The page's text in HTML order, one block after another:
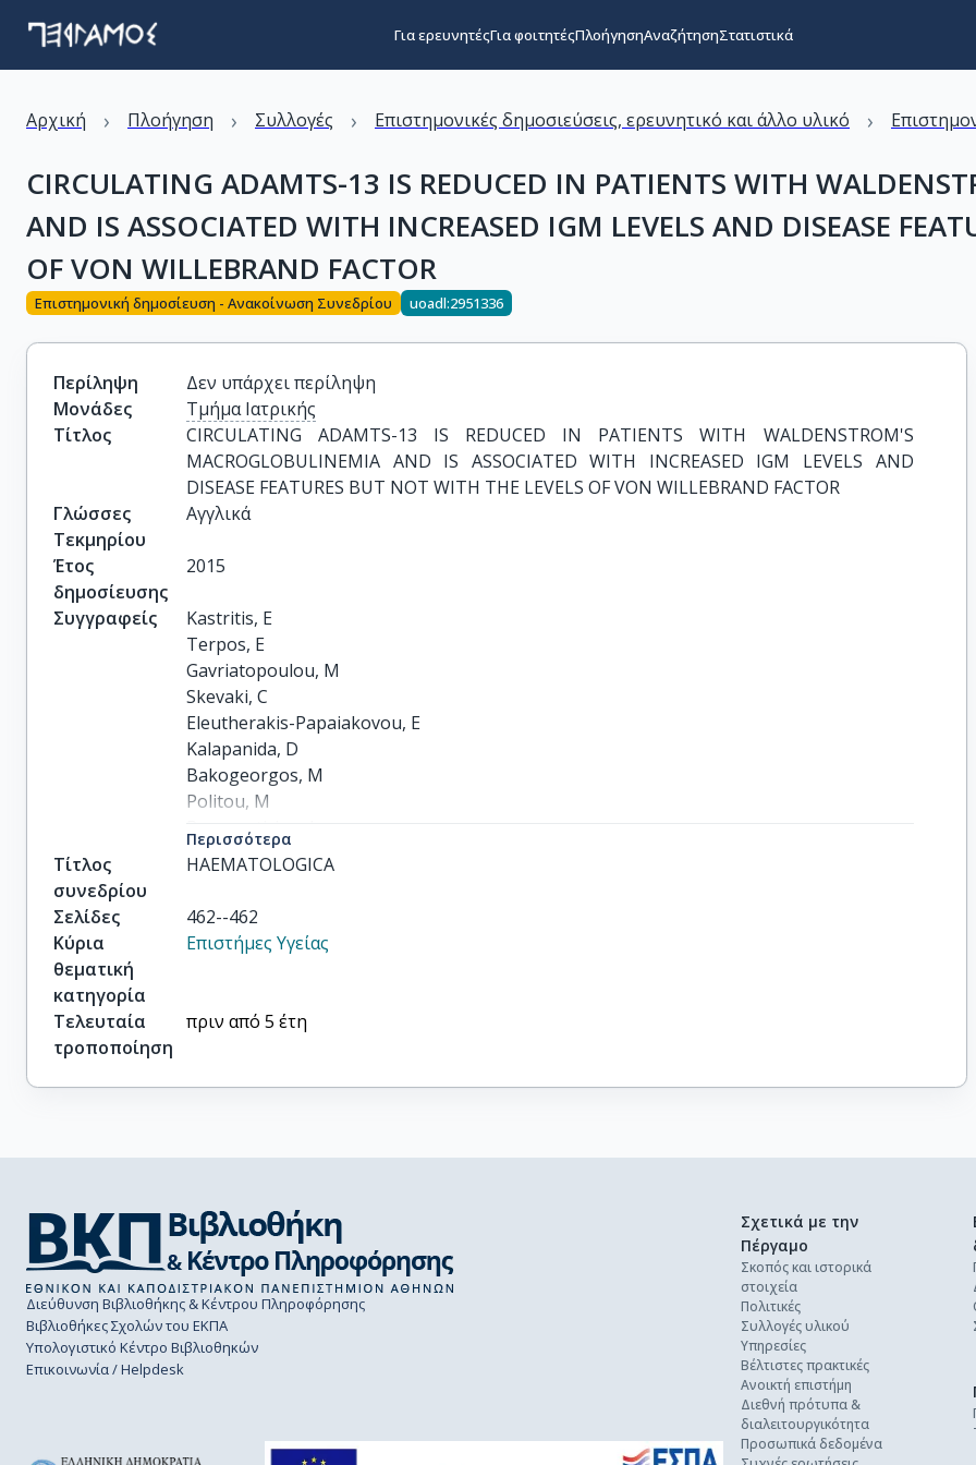
Για ερευνητέςΓια φοιτητέςΠλοήγησηΑναζήτησηΣτατιστικά
Αρχική › Πλοήγηση › Συλλογές › Επιστημονικές δημοσιεύσεις, ερευνητικό και άλλο υλικό ›
CIRCULATING ADAMTS-13 IS REDUCED IN PATIENTS WITH
AND IS ASSOCIATED WITH INCREASED IGM LEVELS AND DISEASE
OF VON WILLEBRAND FACTOR
Επιστημονική δημοσίευση - Ανακοίνωση Συνεδρίου uoadl:2951336
Περίληψη
Δεν υπάρχει περίληψη
Μονάδες
Τμήμα Ιατρικής
Τίτλος
CIRCULATING ADAMTS-13 IS REDUCED IN PATIENTS WITH WALDENSTROM'S
MACROGLOBULINEMIA AND IS ASSOCIATED WITH INCREASED IGM LEVELS AND
DISEASE FEATURES BUT NOT WITH THE LEVELS OF VON WILLEBRAND FACTOR
Γλώσσες
Τεκμηρίου
Αγγλικά
Έτος
δημοσίευσης
2015
Συγγραφείς
Kastritis, E
Terpos, E
Gavriatopoulou, M
Skevaki, C
Eleutherakis-Papaiakovou, E
Kalapanida, D
Bakogeorgos, M
Politou, M
Papassotiriou, I
Dimopoulos, M
Περισσότερα
Τίτλος
συνεδρίου
HAEMATOLOGICA
Σελίδες
462--462
Κύρια
θεματική
κατηγορία
Επιστήμες Υγείας
Τελευταία
τροποποίηση
πριν από 5 έτη
Διεύθυνση Βιβλιοθήκης & Κέντρου Πληροφόρησης
Βιβλιοθήκες Σχολών του ΕΚΠΑ
Υπολογιστικό Κέντρο Βιβλιοθηκών
Επικοινωνία / Helpdesk
Σχετικά με την
Πέργαμο
Σκοπός και ιστορικά
στοιχεία
Πολιτικές
Συλλογές υλικού
Υπηρεσίες
Βέλτιστες πρακτικές
Ανοικτή επιστήμη
Διεθνή πρότυπα &
διαλειτουργικότητα
Προσωπικά δεδομένα